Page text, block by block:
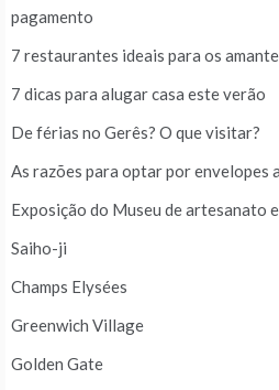
pagamento
7 restaurantes ideais para os
7 dicas para alugar casa este verão
De férias no Gerês? O que visitar?
As razões para optar por envelopes
Exposição do Museu de artesanato
Saiho-ji
Champs Elysées
Greenwich Village
Golden Gate